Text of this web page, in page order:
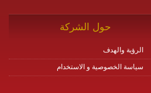
حول الشركة
الرؤية والهدف
سياسة الخصوصية و الاستخدام